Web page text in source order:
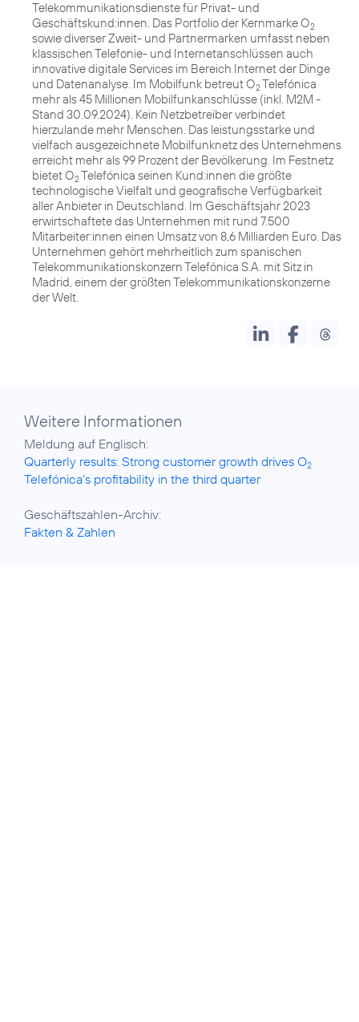
Telekommunikationsdienste für Privat- und
Geschäftskund:innen. Das Portfolio der Kernmarke O2
sowie diverser Zweit- und Partnermarken umfasst neben
klassischen Telefonie- und Internetanschlüssen auch
innovative digitale Services im Bereich Internet der Dinge
und Datenanalyse. Im Mobilfunk betreut O2Telefónica
mehr als 45 Millionen Mobilfunkanschlüsse (inkl. M2M -
Stand 30.09.2024). Kein Netzbetreiber verbindet
hierzulande mehr Menschen. Das leistungsstarke und
vielfach ausgezeichnete Mobilfunknetz des Unternehmens
erreicht mehr als 99 Prozent der Bevölkerung. Im Festnetz
bietet O2Telefónica seinen Kund:innen die größte
technologische Vielfalt und geografische Verfügbarkeit
aller Anbieter in Deutschland. Im Geschäftsjahr 2023
erwirtschaftete das Unternehmen mit rund 7.500
Mitarbeiter:innen einen Umsatz von 8,6 Milliarden Euro. Das
Unternehmen gehört mehrheitlich zum spanischen
Telekommunikationskonzern Telefónica S.A. mit Sitz in
Madrid, einem der größten Telekommunikationskonzerne
der Welt.
Weitere Informationen
Quarterly results: Strong customer growth drives O2
Telefónica’s profitability in the third quarter
Fakten & Zahlen